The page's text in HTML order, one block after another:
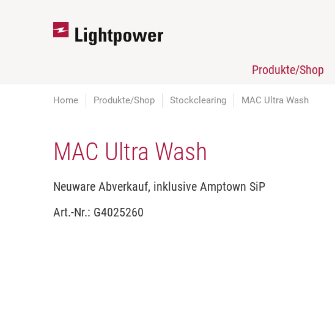
Produkte/Shop
Home Produkte/Shop Stockclearing MAC Ultra Wash
MAC Ultra Wash
Neuware Abverkauf, inklusive Amptown SiP
Art.-Nr.: G4025260